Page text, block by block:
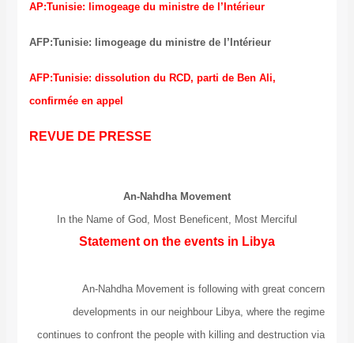
AP:Tunisie: limogeage du ministre de l’Intérieur
AFP:Tunisie: limogeage du ministre de l’Intérieur
AFP:Tunisie: dissolution du RCD, parti de Ben Ali,
confirmée en appel
REVUE DE PRESSE
An-Nahdha Movement
In the Name of God, Most Beneficent, Most
Statement on the events in Libya
An-Nahdha Movement is following with
developments in our neighbour Libya, where
continues to confront the people with killing and